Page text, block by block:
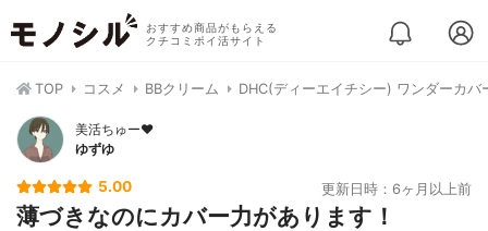
おすすめ商品がもらえる
クチコミポイ活サイト
TOP コスメ BBクリーム DHC(ディーエイチシー) ワンダーカバ
美活ちゅー❤️
ゆずゆ
5.00 更新日時：6ヶ月以上前
薄づきなのにカバー力があります！